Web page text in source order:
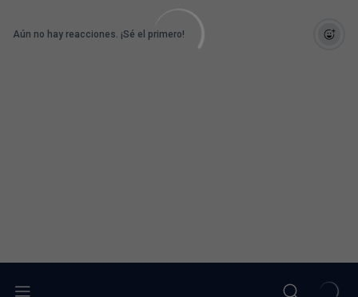
Aún no hay reacciones. ¡Sé el primero!